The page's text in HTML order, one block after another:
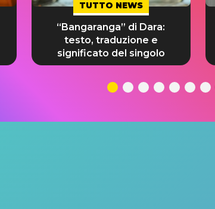
TUTTO NEWS
“Bangaranga” di Dara:
testo, traduzione e
significato del singolo